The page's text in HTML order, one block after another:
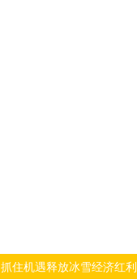
抓住机遇释放冰雪经济红利